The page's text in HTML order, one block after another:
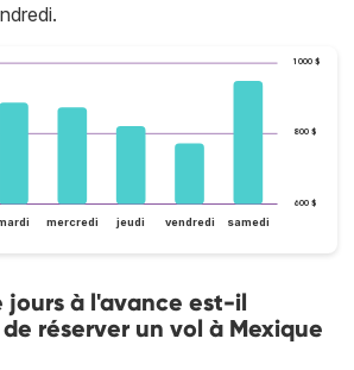
600 $
800 $
1 000 $
mercredi jeudi vendredi samedi
jours à l'avance est-il
réserver un vol à Mexique